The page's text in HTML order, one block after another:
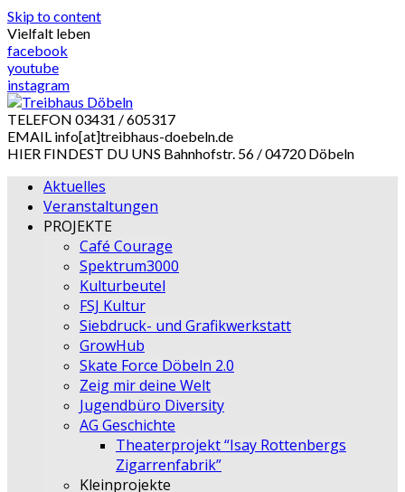
Skip to content
Vielfalt leben
facebook
youtube
instagram
TELEFON 03431 / 605317
EMAIL info[at]treibhaus-doebeln.de
HIER FINDEST DU UNS Bahnhofstr. 56 / 04720 Döbeln
Aktuelles
Veranstaltungen
PROJEKTE
Café Courage
Spektrum3000
Kulturbeutel
FSJ Kultur
Siebdruck- und Grafikwerkstatt
GrowHub
Skate Force Döbeln 2.0
Zeig mir deine Welt
Jugendbüro Diversity
AG Geschichte
Theaterprojekt “Isay Rottenbergs
Zigarrenfabrik”
Kleinprojekte